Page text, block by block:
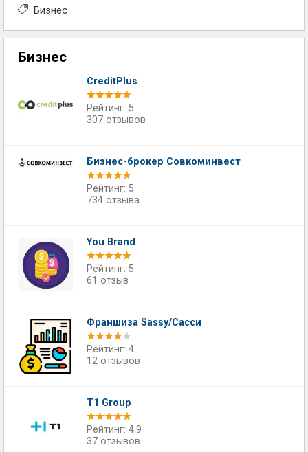
Бизнес
Бизнес
CreditPlus
Рейтинг: 5
307 отзывов
Бизнес-брокер Совкоминвест
Рейтинг: 5
734 отзыва
You Brand
Рейтинг: 5
61 отзыв
Франшиза Sassy/Сасси
Рейтинг: 4
12 отзывов
T1 Group
Рейтинг: 4.9
37 отзывов